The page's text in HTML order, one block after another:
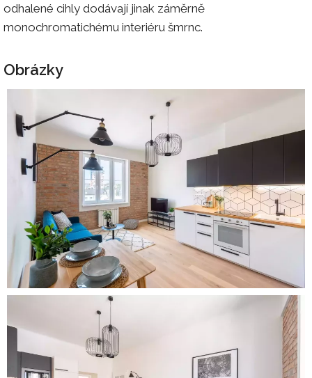
odhalené cihly dodávají jinak záměrně
monochromatichému interiéru šmrnc.
Obrázky